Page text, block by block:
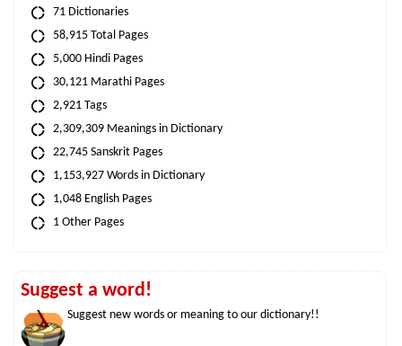
71 Dictionaries
58,915 Total Pages
5,000 Hindi Pages
30,121 Marathi Pages
2,921 Tags
2,309,309 Meanings in Dictionary
22,745 Sanskrit Pages
1,153,927 Words in Dictionary
1,048 English Pages
1 Other Pages
Suggest a word!
Suggest new words or meaning to our dictionary!!